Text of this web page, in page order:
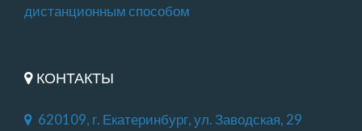
дистанционным способом
КОНТАКТЫ
620109, г. Екатеринбург, ул. Заводская, 29